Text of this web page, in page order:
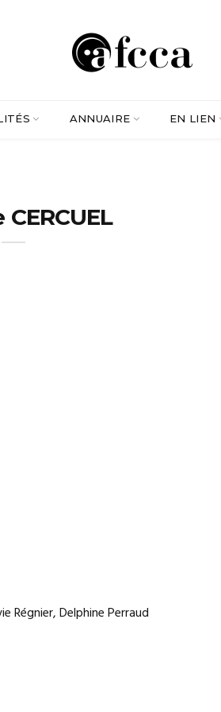
ANNUAIRE EN LIEN
Régnier, Delphine Perraud